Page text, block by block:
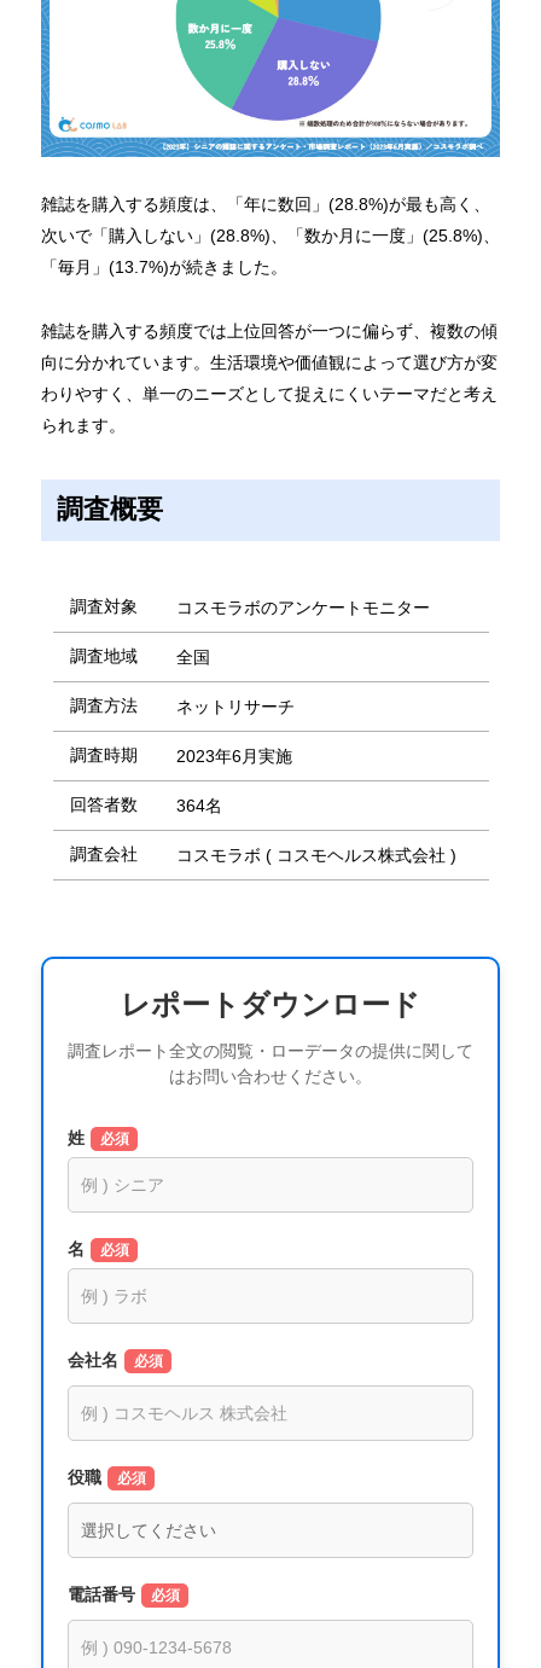
雑誌を購入する頻度は、「年に数回」(28.8%)が最も高く、
次いで「購入しない」(28.8%)、「数か月に一度」(25.8%)、
「毎月」(13.7%)が続きました。
雑誌を購入する頻度では上位回答が一つに偏らず、複数の傾
向に分かれています。生活環境や価値観によって選び方が変
わりやすく、単一のニーズとして捉えにくいテーマだと考え
られます。
調査概要
調査対象 コスモラボのアンケートモニター
調査地域 全国
調査方法 ネットリサーチ
調査時期 2023年6月実施
回答者数 364名
調査会社 コスモラボ ( コスモヘルス株式会社 )
レポートダウンロード
調査レポート全文の閲覧・ローデータの提供に関して
はお問い合わせください。
姓 必須
名 必須
会社名 必須
役職 必須
電話番号 必須